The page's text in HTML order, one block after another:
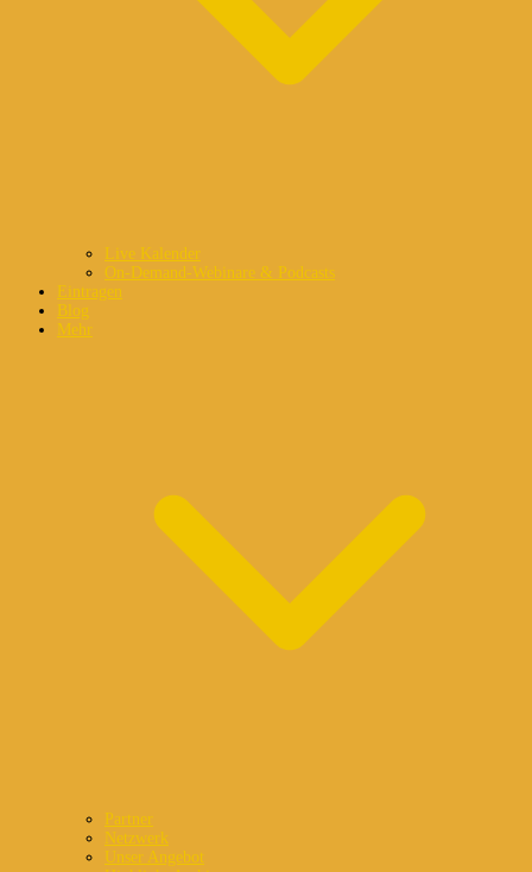
Live Kalender
On-Demand-Webinare & Podcasts
Eintragen
Blog
Mehr
Partner
Netzwerk
Unser Angebot